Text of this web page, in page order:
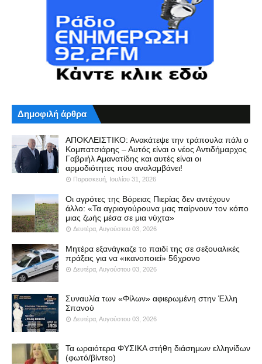
Δημοφιλή άρθρα
ΑΠΟΚΛΕΙΣΤΙΚΟ: Ανακάτεψε την τράπουλα πάλι ο
Κομπατσιάρης – Αυτός είναι ο νέος Αντιδήμαρχος
Γαβριήλ Αμανατίδης και αυτές είναι οι
αρμοδιότητες που αναλαμβάνει!
Παρασκευή, Ιουλίου 31, 2026
Οι αγρότες της Βόρειας Πιερίας δεν αντέχουν
άλλο: «Τα αγριογούρουνα μας παίρνουν τον κόπο
μιας ζωής μέσα σε μια νύχτα»
Δευτέρα, Αυγούστου 03, 2026
Μητέρα εξανάγκαζε το παιδί της σε σεξουαλικές
πράξεις για να «ικανοποιεί» 56χρονο
Δευτέρα, Αυγούστου 03, 2026
Συναυλία των «Φίλων» αφιερωμένη στην Έλλη
Σπανού
Δευτέρα, Αυγούστου 03, 2026
Τα ωραιότερα ΦΥΣΙΚΑ στήθη διάσημων ελληνίδων
(φωτό/βίντεο)